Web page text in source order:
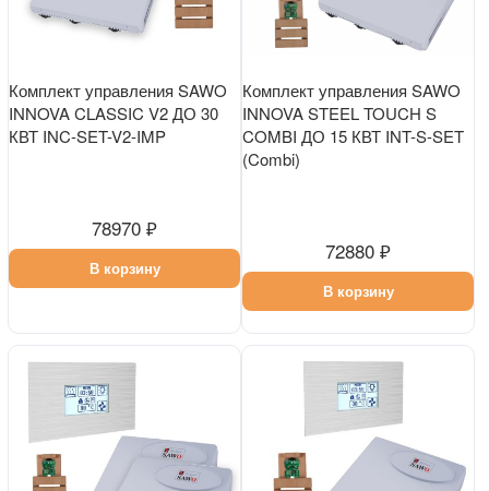
Комплект управления SAWO
INNOVA CLASSIC V2 ДО 30
КВТ INC-SET-V2-IMP
78970 ₽
В корзину
Комплект управления SAWO
INNOVA STEEL TOUCH S
COMBI ДО 15 КВТ INT-S-SET
(Combi)
72880 ₽
В корзину